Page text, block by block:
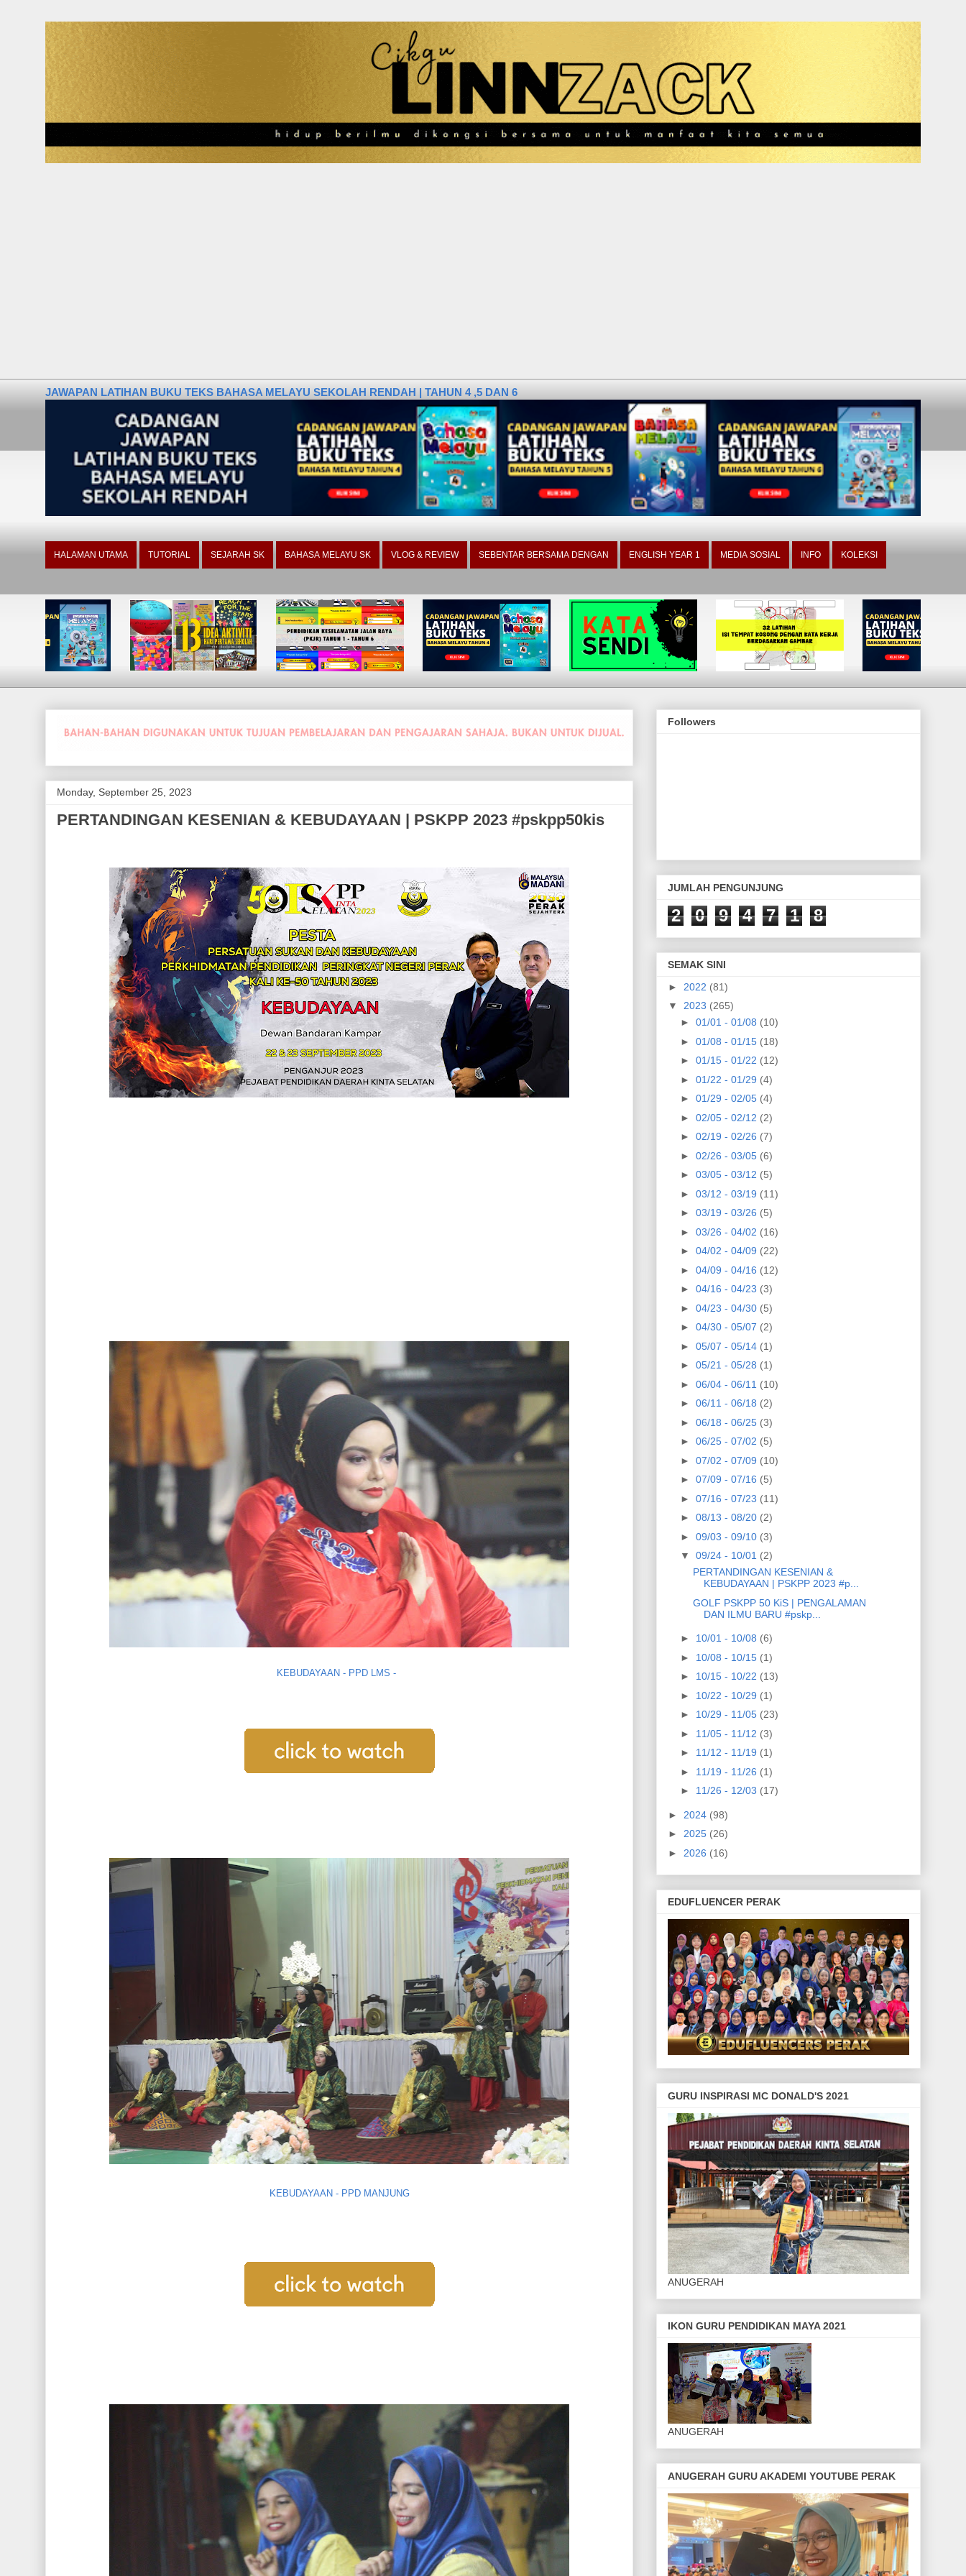
JAWAPAN LATIHAN BUKU TEKS BAHASA MELAYU SEKOLAH RENDAH | TAHUN 4 ,5 DAN 6
HALAMAN UTAMA TUTORIAL SEJARAH SK BAHASA MELAYU SK VLOG & REVIEW SEBENTAR BERSAMA DENGAN ENGLISH YEAR 1 MEDIA SOSIAL INFO KOLEKSI
Monday, September 25, 2023
PERTANDINGAN KESENIAN & KEBUDAYAAN | PSKPP 2023 #pskpp50kis
KEBUDAYAAN - PPD LMS -
KEBUDAYAAN - PPD MANJUNG
Followers
JUMLAH PENGUNJUNG
2 0 9 4 7 1 8
SEMAK SINI
► 2022 (81)
▼ 2023 (265)
► 01/01 - 01/08 (10)
► 01/08 - 01/15 (18)
► 01/15 - 01/22 (12)
► 01/22 - 01/29 (4)
► 01/29 - 02/05 (4)
► 02/05 - 02/12 (2)
► 02/19 - 02/26 (7)
► 02/26 - 03/05 (6)
► 03/05 - 03/12 (5)
► 03/12 - 03/19 (11)
► 03/19 - 03/26 (5)
► 03/26 - 04/02 (16)
► 04/02 - 04/09 (22)
► 04/09 - 04/16 (12)
► 04/16 - 04/23 (3)
► 04/23 - 04/30 (5)
► 04/30 - 05/07 (2)
► 05/07 - 05/14 (1)
► 05/21 - 05/28 (1)
► 06/04 - 06/11 (10)
► 06/11 - 06/18 (2)
► 06/18 - 06/25 (3)
► 06/25 - 07/02 (5)
► 07/02 - 07/09 (10)
► 07/09 - 07/16 (5)
► 07/16 - 07/23 (11)
► 08/13 - 08/20 (2)
► 09/03 - 09/10 (3)
▼ 09/24 - 10/01 (2)
PERTANDINGAN KESENIAN &
KEBUDAYAAN | PSKPP 2023 #p...
GOLF PSKPP 50 KiS | PENGALAMAN
DAN ILMU BARU #pskp...
► 10/01 - 10/08 (6)
► 10/08 - 10/15 (1)
► 10/15 - 10/22 (13)
► 10/22 - 10/29 (1)
► 10/29 - 11/05 (23)
► 11/05 - 11/12 (3)
► 11/12 - 11/19 (1)
► 11/19 - 11/26 (1)
► 11/26 - 12/03 (17)
► 2024 (98)
► 2025 (26)
► 2026 (16)
EDUFLUENCER PERAK
GURU INSPIRASI MC DONALD'S 2021
ANUGERAH
IKON GURU PENDIDIKAN MAYA 2021
ANUGERAH
ANUGERAH GURU AKADEMI YOUTUBE PERAK